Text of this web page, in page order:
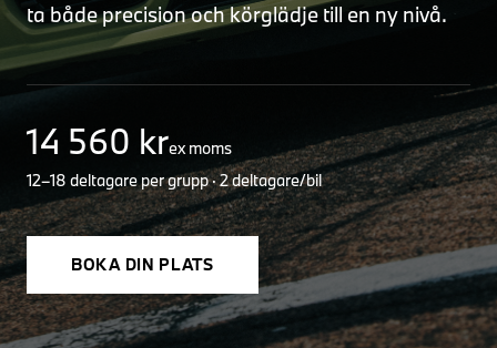
ta både precision och körglädje till en ny nivå.
14 560 krex moms
12–18 deltagare per grupp · 2 deltagare/bil
BOKA DIN PLATS